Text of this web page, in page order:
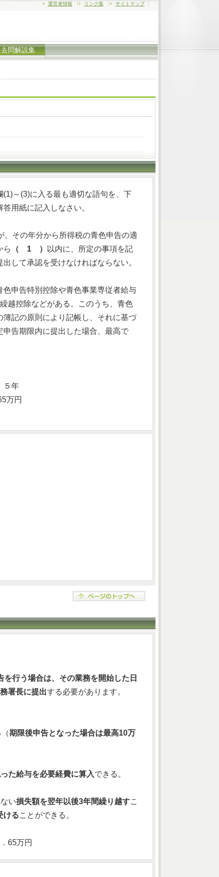
運営者情報 リンク集 サイトマップ
問解説集
～(3)に入る最も適切な語句を、下
用紙に記入しなさい。
その年分から所得税の青色申告の適
ら （ 1 ）
以内に、所定の事項を記
して承認を受けなければならない。
申告特別控除や青色事業専従者給与
越控除などがある。このうち、青色
記の原則により記帳し、それに基づ
告期限内に提出した場合、最高で
年
万円
行う場合は、その業務を開始した日
署長に提出する必要があります。
期限後申告となった場合は最高10万
た給与を必要経費に算入できる。
い損失額を翌年以後3年間繰り越すこ
けることができる。
65万円